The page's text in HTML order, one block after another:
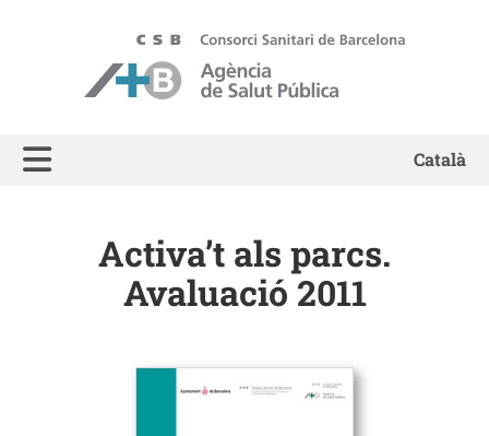
ASPB - Agència de Salut Pública de Barcelona
Català
Activa’t als parcs.
Avaluació 2011